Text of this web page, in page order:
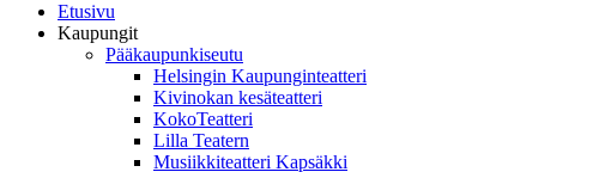
Etusivu
Kaupungit
Pääkaupunkiseutu
Helsingin Kaupunginteatteri
Kivinokan kesäteatteri
KokoTeatteri
Lilla Teatern
Musiikkiteatteri Kapsäkki